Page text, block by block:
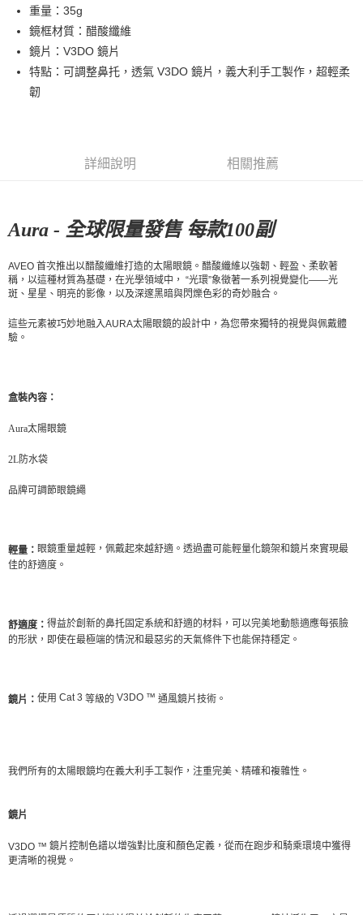
運送方式
全家店到店
每筆NT$80，滿NT$10,000(含以上)免運費
付款後全家取貨
每筆NT$80，滿NT$10,000(含以上)免運費
每筆NT$130，滿NT$10,000(含以上)免運費
重量：35g
鏡框材質：醋酸纖維
鏡片：V3DO 鏡片
特點：可調整鼻托，透氣 V3DO 鏡片，義大利手工製作，超輕柔
韌
詳細說明 相關推薦
Aura - 全球限量發售 每款100副
AVEO 首次推出以醋酸纖維打造的太陽眼鏡。醋酸纖維以強韌、輕盈、柔軟著
稱，以這種材質為基礎，在光學領域中， “光環”象徵著一系列視覺變化——光
斑、星星、明亮的影像，以及深邃黑暗與閃爍色彩的奇妙融合。
這些元素被巧妙地融入AURA太陽眼鏡的設計中，為您帶來獨特的視覺與佩戴體
驗。
盒裝內容：
Aura太陽眼鏡
2L防水袋
品牌可調節眼鏡繩
輕量： 眼鏡重量越輕，佩戴起來越舒適。透過盡可能輕量化鏡架和鏡片來實現最
佳的舒適度。
舒適度： 得益於創新的鼻托固定系統和舒適的材料，可以完美地動態適應每張臉
的形狀，即使在最極端的情況和最惡劣的天氣條件下也能保持穩定。
鏡片： 使用 Cat 3 等級的 V3DO ™ 通風鏡片技術。
我們所有的太陽眼鏡均在義大利手工製作，注重完美、精確和複雜性。
鏡片
V3DO ™ 鏡片控制色譜以增強對比度和顏色定義，從而在跑步和騎乘環境中獲得
更清晰的視覺。